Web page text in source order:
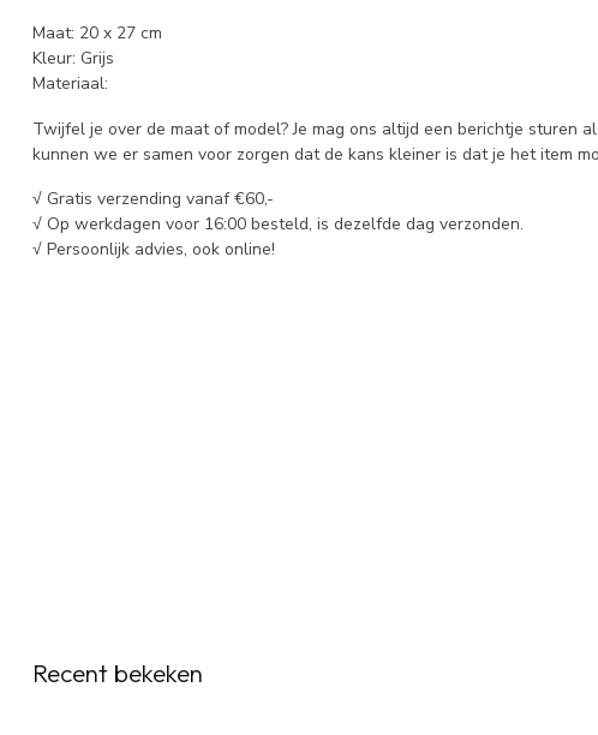
Maat: 20 x 27 cm
Kleur: Grijs
Materiaal:
Twijfel je over de maat of model? Je mag ons altijd een berichtje sturen
kunnen we er samen voor zorgen dat de kans kleiner is dat je het item
√ Gratis verzending vanaf €60,-
√ Op werkdagen voor 16:00 besteld, is dezelfde dag verzonden.
√ Persoonlijk advies, ook online!
Recent bekeken